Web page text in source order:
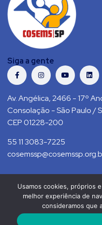
Siga a gente
Av. Angélica, 2466 - 17º
Consolação - São Paulo /
CEP 01228-200
55 11 3083-7225
Política de Privacidade
COSEMS/SP © 2021. Todos
Usamos cookies, próprios
melhor experiência de
consideramos que